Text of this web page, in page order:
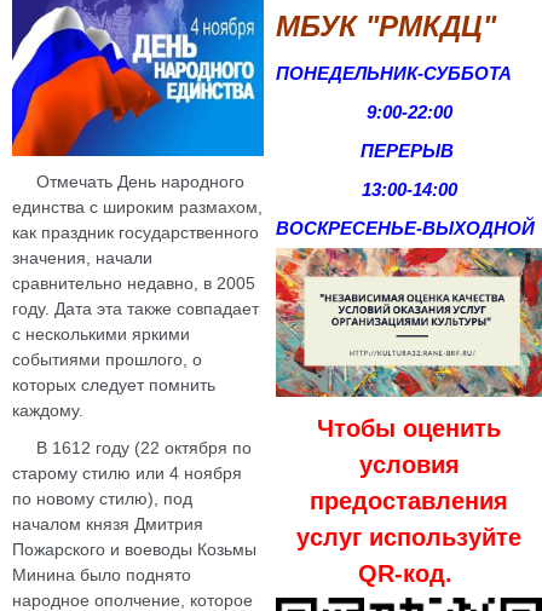
МБУК "РМКДЦ"
ПОНЕДЕЛЬНИК-СУББОТА
9:00-22:00
ПЕРЕРЫВ
13:00-14:00
ВОСКРЕСЕНЬЕ-ВЫХОДНОЙ
Чтобы оценить
условия
предоставления
услуг используйте
QR-код.
Отмечать День народного
единства с широким размахом,
как праздник государственного
значения, начали
сравнительно недавно, в 2005
году. Дата эта также совпадает
с несколькими яркими
событиями прошлого, о
которых следует помнить
каждому.
В 1612 году (22 октября по
старому стилю или 4 ноября
по новому стилю), под
началом князя Дмитрия
Пожарского и воеводы Козьмы
Минина было поднято
народное ополчение, которое